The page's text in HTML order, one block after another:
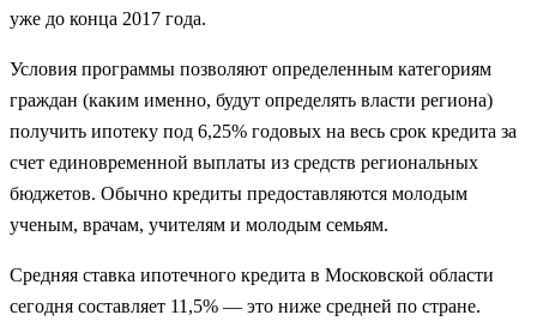
уже до конца 2017 года.
Условия программы позволяют определенным категориям
граждан (каким именно, будут определять власти региона)
получить ипотеку под 6,25% годовых на весь срок кредита за
счет единовременной выплаты из средств региональных
бюджетов. Обычно кредиты предоставляются молодым
ученым, врачам, учителям и молодым семьям.
Средняя ставка ипотечного кредита в Московской области
сегодня составляет 11,5% — это ниже средней по стране.